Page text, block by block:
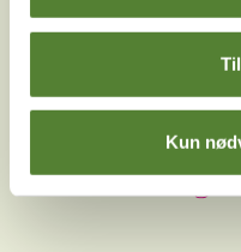
Kun
Facebook